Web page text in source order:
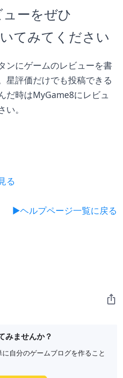
ーをぜひ
てみてください
ンにゲームのレビューを書
星評価だけでも投稿できる
だ時はMyGame8にレビュ
。
る
▶︎ヘルプページ一覧に戻る
みませんか？
自分のゲームブログを作ること